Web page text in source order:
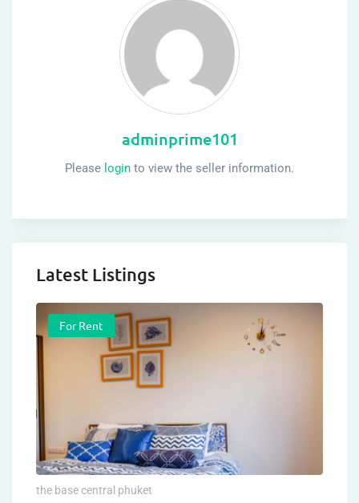
adminprime101
Please login to view the seller information.
Latest Listings
For Rent
the base central phuket